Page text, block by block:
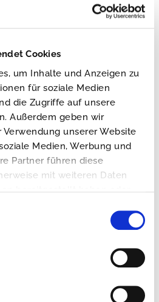
Cookies
um Inhalte und Anzeigen zu
für soziale Medien
die Zugriffe auf unsere
Außerdem geben wir
unserer Website
Medien, Werbung und
Partner führen diese
mit weiteren Daten
Anforderungen an
Das Kapitel
von Rohstoffen,
die Anfordern
verderbliche
und Fertigprodukte
zu
eine Vermehrung von